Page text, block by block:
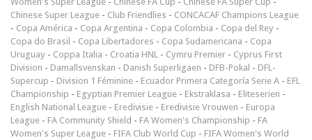
Chinese Super League - Club Friendlies - CONCACAF Champions League
- Copa América - Copa Argentina - Copa Colombia - Copa del Rey -
Copa do Brasil - Copa Libertadores - Copa Sudamericana - Copa
Uruguay - Coppa Italia - Croatia HNL - Cymru Premier - Cyprus First
Division - Damallsvenskan - Danish Superligaen - DFB-Pokal - DFL-
Supercup - Division 1 Féminine - Ecuador Primera Categoría Serie A - EFL
Championship - Egyptian Premier League - Ekstraklasa - Eliteserien -
English National League - Eredivisie - Eredivisie Vrouwen - Europa
League - FA Community Shield - FA Women's Championship - FA
Women's Super League - FIFA Club World Cup - FIFA Women's World